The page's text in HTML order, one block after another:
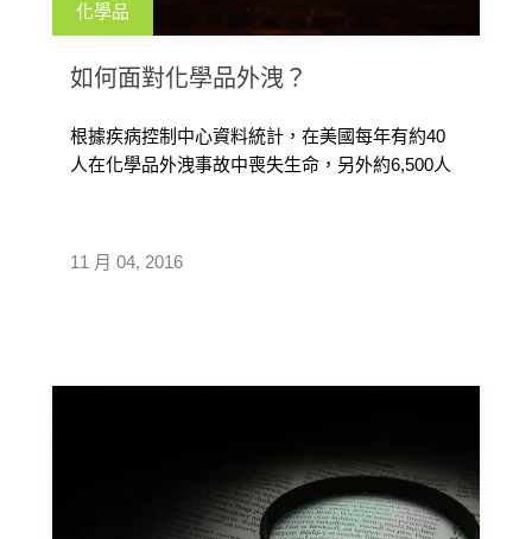
化學品
如何面對化學品外洩？
11 月 04, 2016
根據疾病控制中心資料統計，在美國每年有約40
人在化學品外洩事故中喪失生命，另外約6,500人